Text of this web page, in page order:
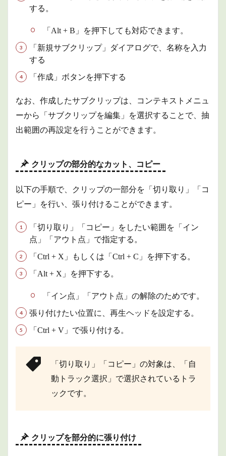
2.3.2
クロッ
効／無
効の切
ライン
のギャ
ップを
削除
情報
まと
する。
「Alt + B」を押下しても対応できます。
「新規サブクリップ」ダイアログで、名称を入力
する
「作成」ボタンを押下する
なお、作成したサブクリップは、コンテキストメニュ
ーから「サブクリップを編集」を選択することで、抽
出範囲の再設定を行うことができます。
クリップの部分的なカット、コピー
以下の手順で、クリップの一部分を「切り取り」「コ
ピー」を行い、張り付けることができます。
「切り取り」「コピー」をしたい範囲を「イン
点」「アウト点」で指定する。
「Ctrl + X」もしくは「Ctrl + C」を押下する。
「Alt + X」を押下する。
「イン点」「アウト点」の解除のためです。
張り付けたい位置に、再生ヘッドを設定する。
「Ctrl + V」で張り付ける。
「切り取り」「コピー」の対象は、「自
動トラック選択」で選択されているトラ
ックです。
クリップを部分的に張り付け